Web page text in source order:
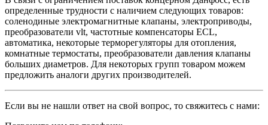
определенные трудности с наличием следующих товаров:
соленодиные электромагнитные клапаны, электроприводы,
преобразователи vlt, частотные компенсаторы ECL,
автоматика, некоторые терморегуляторы для отопления,
комнатные термостаты, преобразователи давления клапаны
больших диаметров. Для некоторых групп товаром можем
предложить аналоги других производителей.
Если вы не нашли ответ на свой вопрос, то свяжитесь с нами: